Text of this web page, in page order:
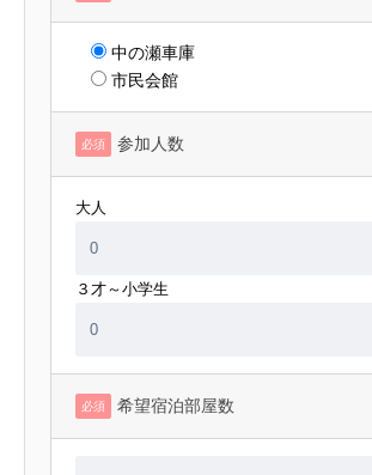
中の瀬車庫
市民会館
必須 参加人数
大人
３才～小学生
必須 希望宿泊部屋数